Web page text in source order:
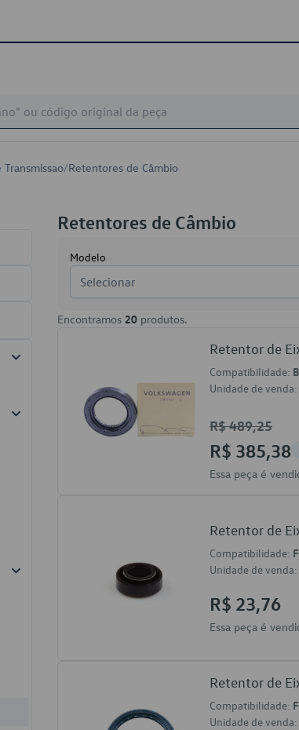
Transmissao/Retentores de Câmbio
Retentores de Câmbio
Modelo
Selecionar
Encontramos 20 produtos.
Retentor de
Compatibilidade:
Unidade de venda:
R$ 489,25
R$ 385,38
Essa peça é
Retentor de
Compatibilidade:
Unidade de venda:
R$ 23,76
Essa peça é
Retentor de
Compatibilidade:
Unidade de venda: